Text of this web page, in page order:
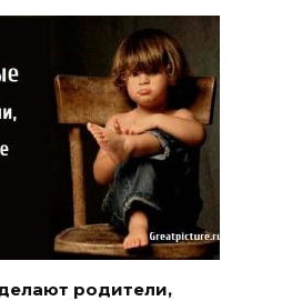
родители,